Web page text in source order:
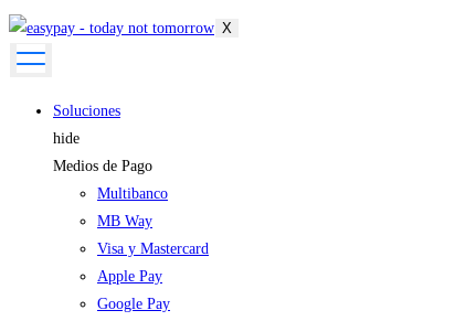
X
Soluciones
hide
Medios de Pago
Multibanco
MB Way
Visa y Mastercard
Apple Pay
Google Pay